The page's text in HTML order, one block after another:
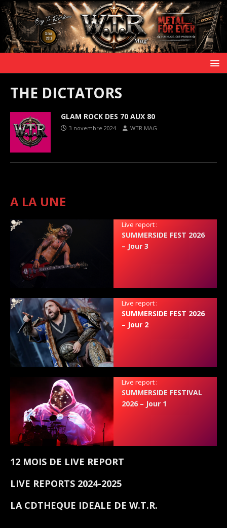
THE DICTATORS
GLAM ROCK DES 70 AUX 80
3 novembre 2024 WTR MAG
A LA UNE
Live report :
SUMMERSIDE FEST 2026
– Jour 3
Live report :
SUMMERSIDE FEST 2026
– Jour 2
Live report :
SUMMERSIDE FESTIVAL
2026 – Jour 1
12 MOIS DE LIVE REPORT
LIVE REPORTS 2024-2025
LA CDTHEQUE IDEALE DE W.T.R.